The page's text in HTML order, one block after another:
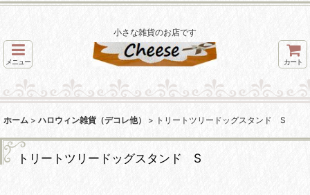
小さな雑貨のお店です
メニュー カート
ホーム > ハロウィン雑貨（デコレ他） > トリートツリードッグスタンド S
トリートツリードッグスタンド S